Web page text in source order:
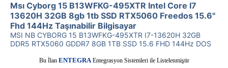
Msı Cyborg 15 B13WFKG-495XTR Intel Core I7
13620H 32GB 8gb 1tb SSD RTX5060 Freedos 15.6"
Fhd 144Hz Taşınabilir Bilgisayar
MSI NB CYBORG 15 B13WFKG-495XTR I7-13620H 32GB
DDR5 RTX5060 GDDR7 8GB 1TB SSD 15.6 FHD 144Hz DOS
Bu İlan ENTEGRAEntegrasyon Sistemleri ile Listelenmiştir